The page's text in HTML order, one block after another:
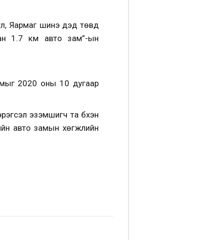
Яармаг шинэ дэд төвд
1.7 км авто зам”-ын
2020 оны 10 дугаар
эзэмшигч та бүхэн
авто замын хөгжлийн